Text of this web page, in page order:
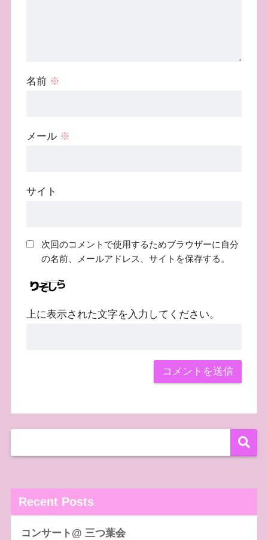
名前 ※
メール ※
サイト
次回のコメントで使用するためブラウザーに自分
の名前、メールアドレス、サイトを保存する。
上に表示された文字を入力してください。
Recent Posts
コンサート@ 三つ葉会